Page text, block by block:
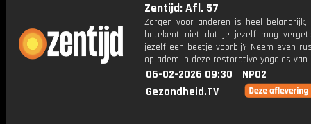
Zentijd: Afl. 57
Zorgen voor anderen is heel
betekent niet dat je jezelf mag
jezelf een beetje voorbij? Neem even
op adem in deze restorative yogales van
06-02-2026 09:30
NPO2
Gezondheid.TV